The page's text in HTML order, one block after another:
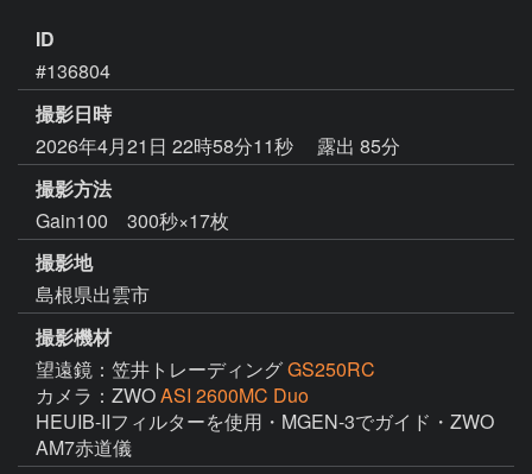
ID
#136804
撮影日時
2026年4月21日 22時58分11秒
露出 85分
撮影方法
Gain100 300秒×17枚
撮影地
島根県出雲市
撮影機材
望遠鏡：笠井トレーディングGS250RC
カメラ：ZWOASI 2600MC Duo
HEUIB-IIフィルターを使用・MGEN-3でガイド・ZWO